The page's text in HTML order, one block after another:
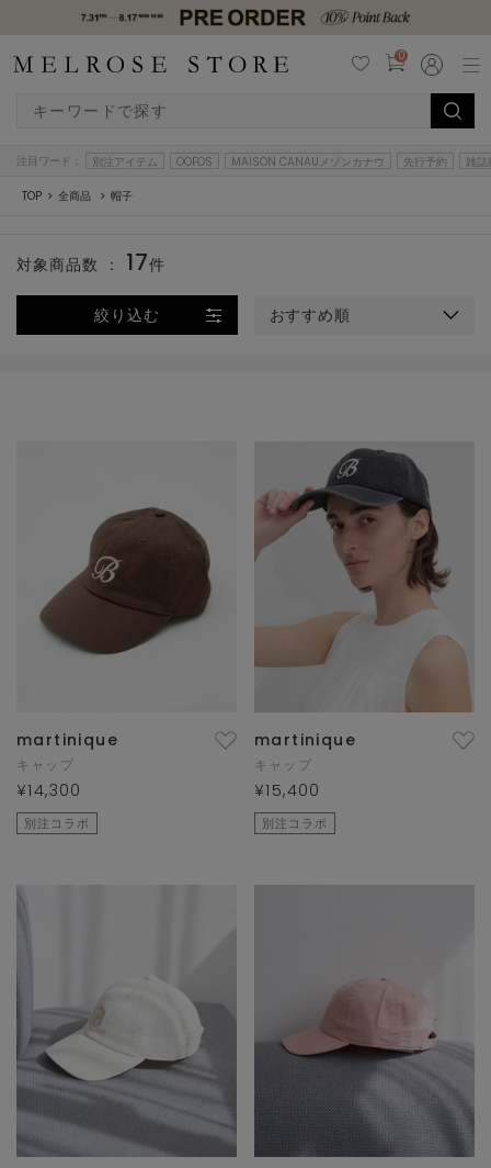
0
注目ワード： 別注アイテム OOFOS MAISON CANAUメゾンカナウ 先行予約 雑誌
TOP 全商品 帽子
絞り込む おすすめ順
対象商品数 ： 17件
martinique
キャップ
¥14,300
別注コラボ
martinique
キャップ
¥15,400
別注コラボ